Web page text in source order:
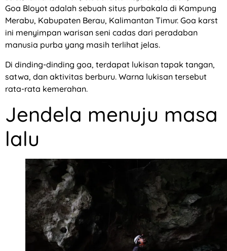
Goa Bloyot adalah sebuah situs purbakala di Kampung
Merabu, Kabupaten Berau, Kalimantan Timur. Goa karst
ini menyimpan warisan seni cadas dari peradaban
manusia purba yang masih terlihat jelas.
Di dinding-dinding goa, terdapat lukisan tapak tangan,
satwa, dan aktivitas berburu. Warna lukisan tersebut
rata-rata kemerahan.
Jendela menuju masa
lalu